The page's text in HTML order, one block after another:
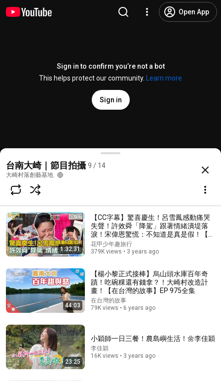
Open App
Sign in to confirm you’re not a bot
This helps protect our community.
Learn more
Sign in
【農村藝想】熱血青年 農村改造藝農實踐《青春！咱
@thedreamsofouryouth
Subscribe
Comments
Comment...
台南大崎｜節目拍攝 9 / 14
大崎村落創藝基地
1:32:31
【CC字幕】驚喜慶生！呂雪鳳感動痛哭
失聲！許效舜「降駕」跟著情緒潰堤落
淚！宋偉恩驚慌：不知道是真是假！【#
花甲少年趣旅行】20220702 EP13 完整
版｜ 🚐台南 ｜許效舜 呂雪鳳 劉品言 宋
花甲少年趣旅行
379K views • 3 years ago
44:03
【楊小黎正式接棒】烏山頭水庫百年奇
蹟！吃碗粿還有錢拿？！大崎村改造計
畫！【在台灣的故事】EP 975全集
在台灣的故事
79K views • 6 years ago
23:25
小穎師一日三餐！農島嶼生活！🌼李佳穎
李佳穎
16K views • 3 years ago